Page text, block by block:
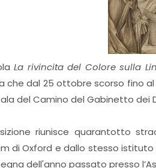
La rivincita del Colore sulla
che dal 25 ottobre scorso fino al
del Camino del Gabinetto dei
riunisce quarantotto
di Oxford e dallo stesso
dell'anno passato presso